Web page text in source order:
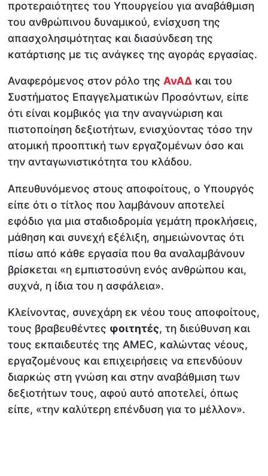
προτεραιότητες του Υπουργείου για αναβάθμιση
του ανθρώπινου δυναμικού, ενίσχυση της
απασχολησιμότητας και διασύνδεση της
κατάρτισης με τις ανάγκες της αγοράς εργασίας.
Αναφερόμενος στον ρόλο της ΑνΑΔ και του
Συστήματος Επαγγελματικών Προσόντων, είπε
ότι είναι κομβικός για την αναγνώριση και
πιστοποίηση δεξιοτήτων, ενισχύοντας τόσο την
ατομική προοπτική των εργαζομένων όσο και
την ανταγωνιστικότητα του κλάδου.
Απευθυνόμενος στους αποφοίτους, ο Υπουργός
είπε ότι ο τίτλος που λαμβάνουν αποτελεί
εφόδιο για μια σταδιοδρομία γεμάτη προκλήσεις,
μάθηση και συνεχή εξέλιξη, σημειώνοντας ότι
πίσω από κάθε εργασία που θα αναλαμβάνουν
βρίσκεται «η εμπιστοσύνη ενός ανθρώπου και,
συχνά, η ίδια του η ασφάλεια».
Κλείνοντας, συνεχάρη εκ νέου τους αποφοίτους,
τους βραβευθέντες φοιτητές, τη διεύθυνση και
τους εκπαιδευτές της AMEC, καλώντας νέους,
εργαζομένους και επιχειρήσεις να επενδύουν
διαρκώς στη γνώση και στην αναβάθμιση των
δεξιοτήτων τους, αφού αυτό αποτελεί, όπως
είπε, «την καλύτερη επένδυση για το μέλλον».